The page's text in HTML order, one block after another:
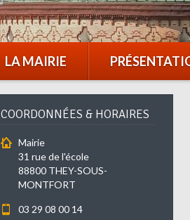
LA MAIRIE
COORDONNÉES & HORAIRES
Mairie
31 rue de l'école
88800 THEY-SOUS-
MONTFORT
03 29 08 00 14